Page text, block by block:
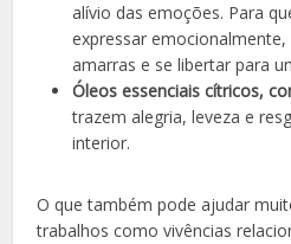
alívio das emoções. Para
expressar
amarras e se libertar para
Óleos essenciais cítricos,
trazem alegria, leveza e
interior.
O que também pode ajudar
trabalhos como vivências